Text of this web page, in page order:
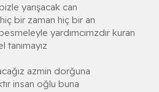
yarışacak can
bir zaman hiç bir an
yardımcımzdır kuran
tanımayız
azmin dorğuna
insan oğlu buna